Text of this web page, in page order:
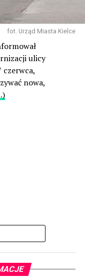
fot. Urząd Miasta Kielce
ulicy
czerwca,
nowa,